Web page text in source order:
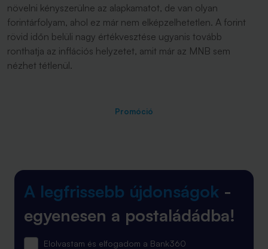
növelni kényszerülne az alapkamatot, de van olyan
forintárfolyam, ahol ez már nem elképzelhetetlen. A forint
rövid időn belüli nagy értékvesztése ugyanis tovább
ronthatja az inflációs helyzetet, amit már az MNB sem
nézhet tétlenül.
Promóció
A legfrissebb újdonságok -
egyenesen a postaládádba!
Elolvastam és elfogadom a Bank360